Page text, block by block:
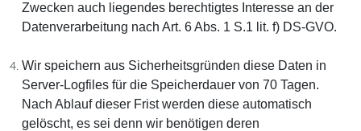
Zwecken auch liegendes berechtigtes Interesse an der
Datenverarbeitung nach Art. 6 Abs. 1 S.1 lit. f) DS-GVO.
Wir speichern aus Sicherheitsgründen diese Daten in
Server-Logfiles für die Speicherdauer von 70 Tagen.
Nach Ablauf dieser Frist werden diese automatisch
gelöscht, es sei denn wir benötigen deren